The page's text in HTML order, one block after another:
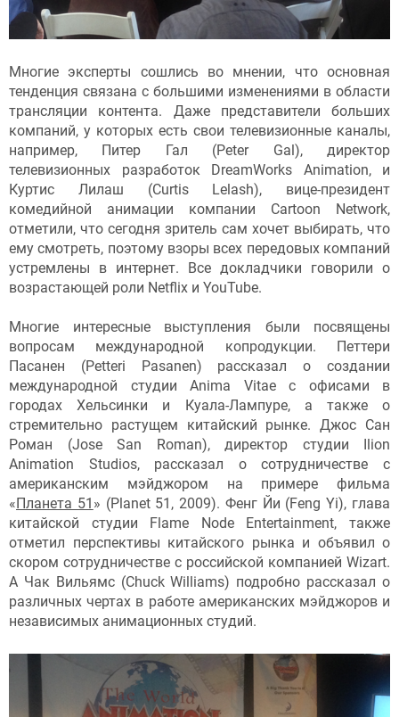
Многие эксперты сошлись во мнении, что основная
тенденция связана с большими изменениями в области
трансляции контента. Даже представители больших
компаний, у которых есть свои телевизионные каналы,
например, Питер Гал (Peter Gal), директор
телевизионных разработок DreamWorks Animation, и
Куртис Лилаш (Curtis Lelash), вице-президент
комедийной анимации компании Cartoon Network,
отметили, что сегодня зритель сам хочет выбирать, что
ему смотреть, поэтому взоры всех передовых компаний
устремлены в интернет. Все докладчики говорили о
возрастающей роли Netflix и YouTube.
Многие интересные выступления были посвящены
вопросам международной копродукции. Петтери
Пасанен (Petteri Pasanen) рассказал о создании
международной студии Anima Vitae с офисами в
городах Хельсинки и Куала-Лампуре, а также о
стремительно растущем китайский рынке. Джос Сан
Роман (Jose San Roman), директор студии Ilion
Animation Studios, рассказал о сотрудничестве с
американским мэйджором на примере фильма
«Планета 51 » (Planet 51, 2009). Фенг Йи (Feng Yi), глава
китайской студии Flame Node Entertainment, также
отметил перспективы китайского рынка и объявил о
скором сотрудничестве с российской компанией Wizart.
А Чак Вильямс (Chuck Williams) подробно рассказал о
различных чертах в работе американских мэйджоров и
независимых анимационных студий.